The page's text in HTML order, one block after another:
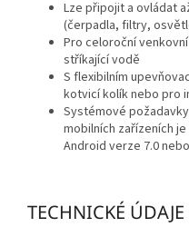
Lze připojit a ovládat
(čerpadla, filtry,
Pro celoroční
stříkající vodě
S flexibilním
kotvicí kolík nebo pro
Systémové
mobilních zařízeních
Android verze 7.0
TECHNICKÉ ÚDAJE